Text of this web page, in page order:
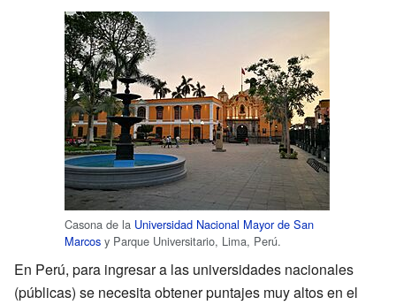
Casona de la Universidad Nacional Mayor de San
Marcos y Parque Universitario, Lima, Perú.
En Perú, para ingresar a las universidades nacionales
(públicas) se necesita obtener puntajes muy altos en el